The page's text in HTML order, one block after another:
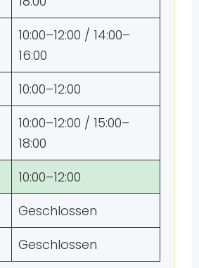
10:00–12:00 / 14:00–
16:00
10:00–12:00
10:00–12:00 / 15:00–
18:00
10:00–12:00
Geschlossen
Geschlossen